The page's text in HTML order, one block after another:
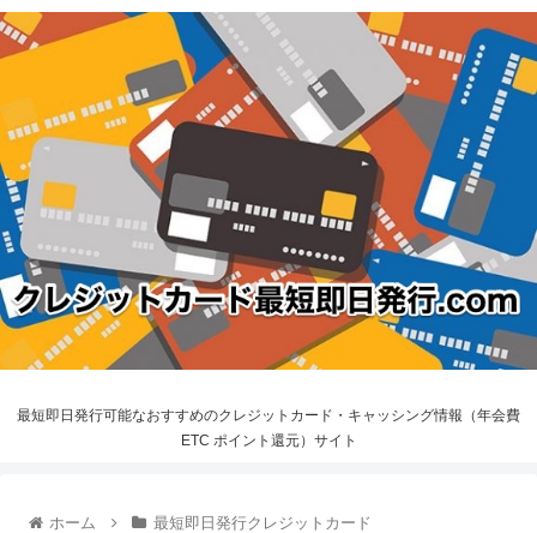
最短即日発行可能なおすすめのクレジットカード・キャッシング情報（年会費
ETC ポイント還元）サイト
ホーム 最短即日発行クレジットカード